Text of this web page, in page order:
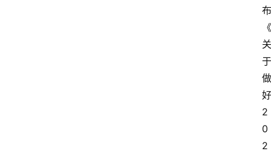
布
《
关
于
做
好
2
0
2